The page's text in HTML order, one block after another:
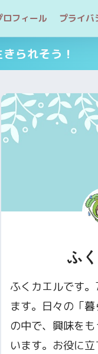
ロフィール プライバ
られそう！
ふ
ふくカエルです
ます。日々の「
の中で、興味を
います。お役に